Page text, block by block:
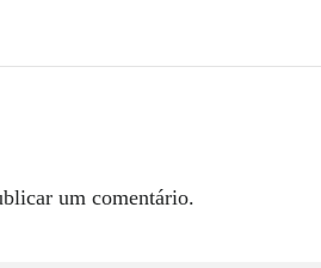
um comentário.